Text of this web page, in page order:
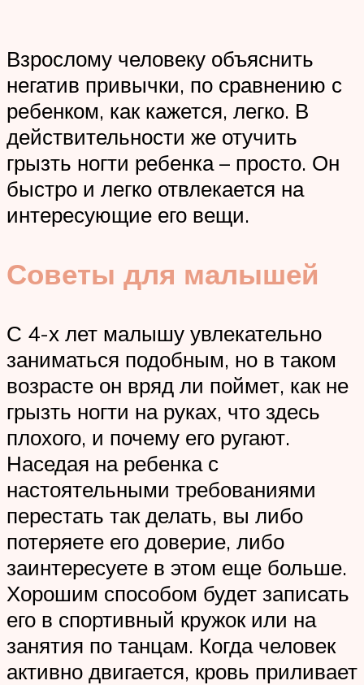
Взрослому человеку объяснить
негатив привычки, по сравнению с
ребенком, как кажется, легко. В
действительности же отучить
грызть ногти ребенка – просто. Он
быстро и легко отвлекается на
интересующие его вещи.
Советы для малышей
С 4-х лет малышу увлекательно
заниматься подобным, но в таком
возрасте он вряд ли поймет, как не
грызть ногти на руках, что здесь
плохого, и почему его ругают.
Наседая на ребенка с
настоятельными требованиями
перестать так делать, вы либо
потеряете его доверие, либо
заинтересуете в этом еще больше.
Хорошим способом будет записать
его в спортивный кружок или на
занятия по танцам. Когда человек
активно двигается, кровь приливает